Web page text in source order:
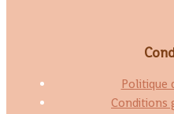
Politique
Conditions